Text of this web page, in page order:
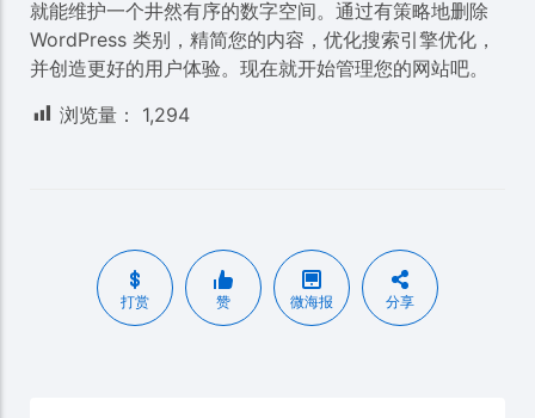
就能维护一个井然有序的数字空间。通过有策略地删除
WordPress 类别，精简您的内容，优化搜索引擎优化，
并创造更好的用户体验。现在就开始管理您的网站吧。
浏览量：
1,294
打赏 赞 微海报 分享